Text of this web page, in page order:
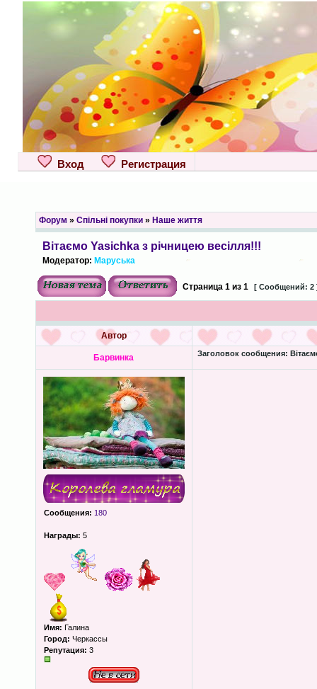
Вход Регистрация
Форум » Спільні покупки» Наше життя
Вітаємо Yasichka з річницею весілля!!!
Модератор: Маруська
Страница 1из 1 [ Сообщений: 2
Автор
Барвинка Заголовок сообщения:
Сообщения: 180
Награды: 5
Имя: Галина
Город: Черкассы
Репутация: 3